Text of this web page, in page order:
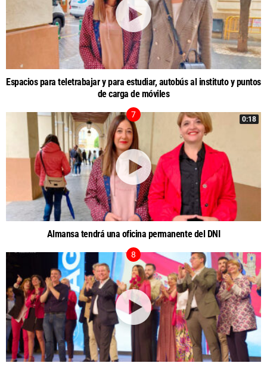
Espacios para teletrabajar y para estudiar, autobús al instituto y puntos
de carga de móviles
0:18
Almansa tendrá una oficina permanente del DNI